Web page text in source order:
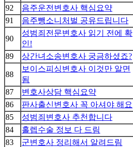
92
음주운전변호사 핵심요약
91
음주뺑소니처벌 공유드립니다
90
성범죄전문변호사 읽기 전에 확
인!
89 상간녀소송변호사 궁금하셨죠?
88
보이스피싱변호사 이것만 알면
됨
87 변호사상담 핵심요약
86
판사출신변호사 꼭 아셔야 해요
85
성범죄변호사 추천합니다
84
홀렙수술 정보 다 드림
83
군변호사 정리해서 알려드림